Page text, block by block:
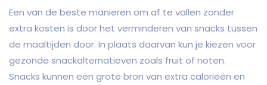
Een van de beste manieren om af te vallen zonder
extra kosten is door het verminderen van snacks tussen
de maaltijden door. In plaats daarvan kun je kiezen voor
gezonde snackalternatieven zoals fruit of noten.
Snacks kunnen een grote bron van extra calorieën en